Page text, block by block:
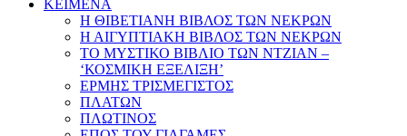
ΚΕΙΜΕΝΑ
Η ΘΙΒΕΤΙΑΝΗ ΒΙΒΛΟΣ ΤΩΝ ΝΕΚΡΩΝ
Η ΑΙΓΥΠΤΙΑΚΗ ΒΙΒΛΟΣ ΤΩΝ ΝΕΚΡΩΝ
ΤΟ ΜΥΣΤΙΚΟ ΒΙΒΛΙΟ ΤΩΝ ΝΤΖΙΑΝ –
‘ΚΟΣΜΙΚΗ ΕΞΕΛΙΞΗ’
ΕΡΜΗΣ ΤΡΙΣΜΕΓΙΣΤΟΣ
ΠΛΑΤΩΝ
ΠΛΩΤΙΝΟΣ